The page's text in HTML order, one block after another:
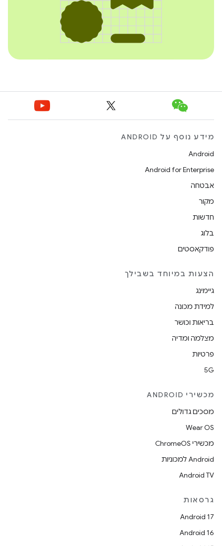
מידע נוסף על ANDROID
Android
Android for Enterprise
אבטחה
מקור
חדשות
בלוג
פודקאסטים
הצעות במיוחד בשבילך
גיימינג
למידת מכונה
בריאות וכושר
מצלמה ומדיה
פרטיות
5G
מכשירי ANDROID
מסכים גדולים
Wear OS
מכשירי ChromeOS
Android למכוניות
Android TV
גרסאות
Android 17
Android 16